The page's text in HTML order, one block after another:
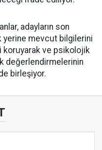
adayların son
yerine mevcut bilgilerini
koruyarak ve psikolojik
değerlendirmelerinin
birleşiyor.